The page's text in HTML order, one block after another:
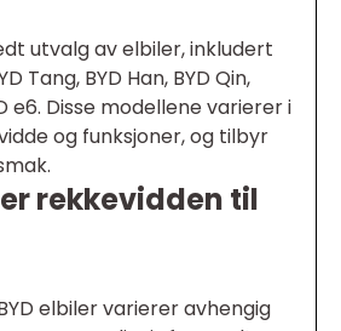
utvalg av elbiler, inkludert
Tang, BYD Han, BYD Qin,
e6. Disse modellene varierer i
og funksjoner, og tilbyr
rekkevidden til
elbiler varierer avhengig